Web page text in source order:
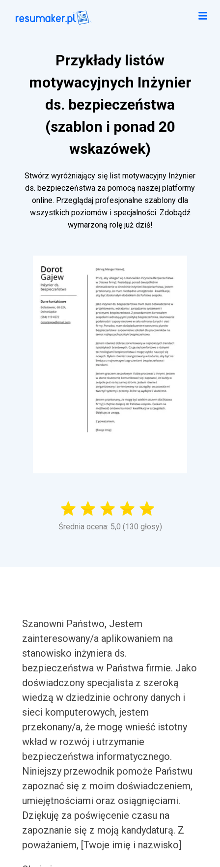
Przykłady listów
motywacyjnych Inżynier
ds. bezpieczeństwa
(szablon i ponad 20
wskazówek)
Stwórz wyróżniający się list motywacyjny Inżynier
ds. bezpieczeństwa za pomocą naszej platformy
online. Przeglądaj profesjonalne szablony dla
wszystkich poziomów i specjalności. Zdobądź
wymarzoną rolę już dziś!
Średnia ocena: 5,0 (130 głosy)
Szanowni Państwo, Jestem
zainteresowany/a aplikowaniem na
stanowisko inżyniera ds.
bezpieczeństwa w Państwa firmie. Jako
doświadczony specjalista z szeroką
wiedzą w dziedzinie ochrony danych i
sieci komputerowych, jestem
przekonany/a, że mogę wnieść istotny
wkład w rozwój i utrzymanie
bezpieczeństwa informatycznego.
Niniejszy przewodnik pomoże Państwu
zapoznać się z moim doświadczeniem,
umiejętnościami oraz osiągnięciami.
Dziękuję za poświęcenie czasu na
zapoznanie się z moją kandydaturą. Z
poważaniem, [Twoje imię i nazwisko]